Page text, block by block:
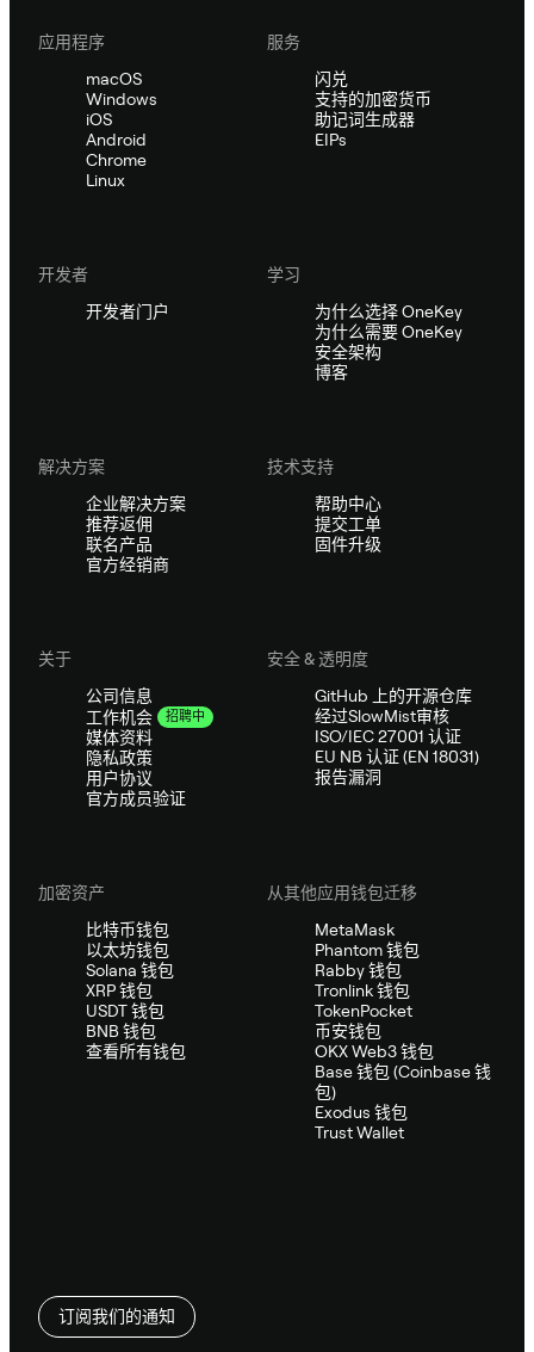
应用程序
macOS
Windows
iOS
Android
Chrome
Linux
服务
闪兑
支持的加密货币
助记词生成器
EIPs
开发者
开发者门户
学习
为什么选择 OneKey
为什么需要 OneKey
安全架构
博客
解决方案
企业解决方案
推荐返佣
联名产品
官方经销商
技术支持
帮助中心
提交工单
固件升级
关于
公司信息
工作机会
招聘中
媒体资料
隐私政策
用户协议
官方成员验证
安全 & 透明度
GitHub 上的开源仓库
经过SlowMist审核
ISO/IEC 27001 认证
EU NB 认证 (EN 18031)
报告漏洞
加密资产
比特币钱包
以太坊钱包
Solana 钱包
XRP 钱包
USDT 钱包
BNB 钱包
查看所有钱包
从其他应用钱包迁移
MetaMask
Phantom 钱包
Rabby 钱包
Tronlink 钱包
TokenPocket
币安钱包
OKX Web3 钱包
Base 钱包 (Coinbase 钱
包)
Exodus 钱包
Trust Wallet
订阅我们的通知